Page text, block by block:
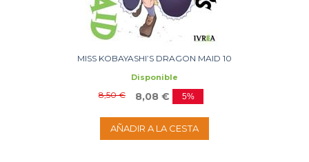
MISS KOBAYASHI’S DRAGON MAID 10
Disponible
8,50 € 8,08 € 5%
AÑADIR A LA CESTA